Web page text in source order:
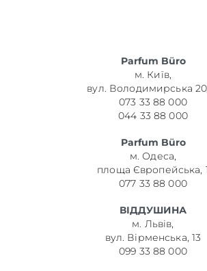
Parfum Büro
м. Київ,
вул. Володимирська
073 33 88 000
044 33 88 000
Parfum Büro
м. Одеса,
площа Європейська,
077 33 88 000
ВІДДУШИНА
м. Львів,
вул. Вірменська, 13
099 33 88 000